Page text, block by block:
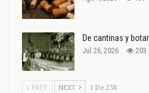
De cantinas y
Jul 26, 2026 203
PREV NEXT 1 De 238